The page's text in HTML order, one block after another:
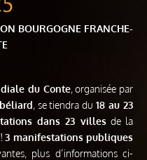
BOURGOGNE FRANCHE-
du Conte, organisée par
, se tiendra du18 au 23
dans 23 villesde la
3 manifestations publiques
plus d’informations ci-